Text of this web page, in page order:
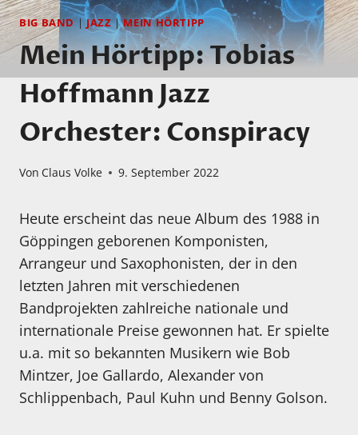
BIG BAND |JAZZ|MEIN HÖRTIPP
Mein Hörtipp: Tobias
Hoffmann Jazz
Orchester: Conspiracy
Von Claus Volke 9. September 2022
Heute erscheint das neue Album des 1988 in
Göppingen geborenen Komponisten,
Arrangeur und Saxophonisten, der in den
letzten Jahren mit verschiedenen
Bandprojekten zahlreiche nationale und
internationale Preise gewonnen hat. Er spielte
u.a. mit so bekannten Musikern wie Bob
Mintzer, Joe Gallardo, Alexander von
Schlippenbach, Paul Kuhn und Benny Golson.